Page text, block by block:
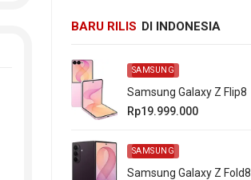
BARU RILIS DI INDONESIA
SAMSUNG
Samsung Galaxy Z Flip8
Rp19.999.000
SAMSUNG
Samsung Galaxy Z Fold8